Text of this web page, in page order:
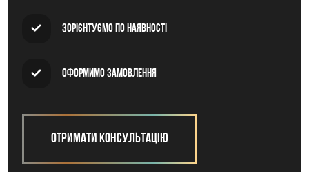
Зорієнтуємо по наявності
Оформимо замовлення
Отримати консультацію